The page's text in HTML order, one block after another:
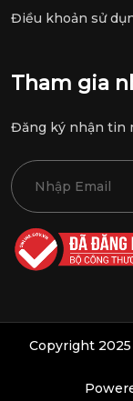
Điều khoản sử
Tham gia
Đăng ký nhận tin
Copyright